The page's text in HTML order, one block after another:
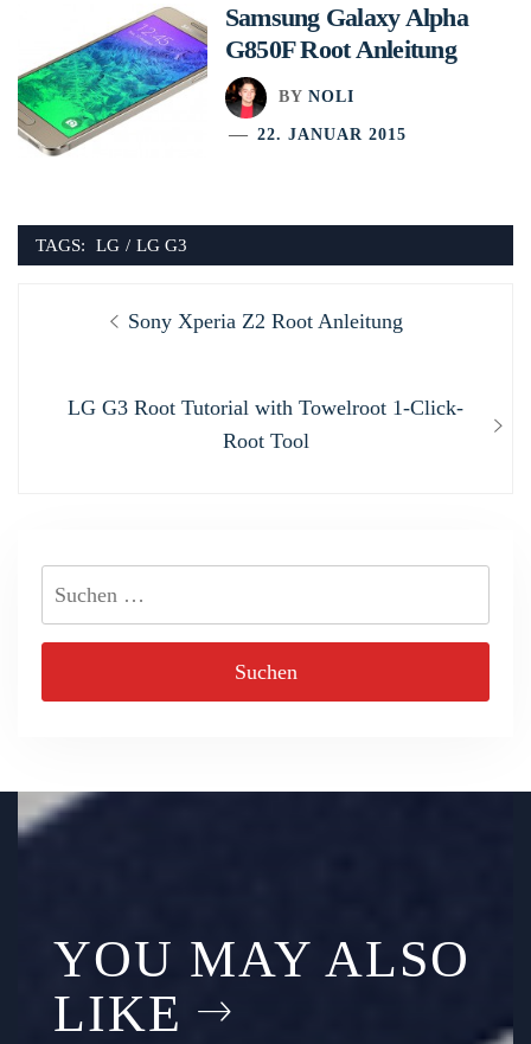
Samsung Galaxy Alpha
G850F Root Anleitung
BY NOLI
22. JANUAR 2015
TAGS: LG / LG G3
Previous
Sony Xperia Z2 Root Anleitung
Next
LG G3 Root Tutorial with Towelroot 1-Click-
Root Tool
YOU MAY ALSO
LIKE